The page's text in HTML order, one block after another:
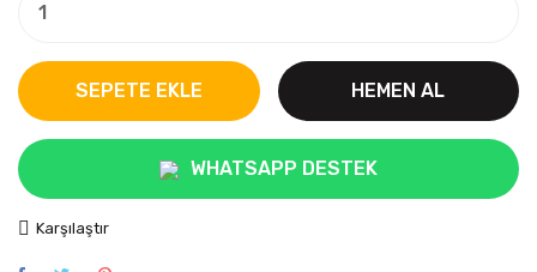
SEPETE EKLE HEMEN AL
WHATSAPP DESTEK
Karşılaştır